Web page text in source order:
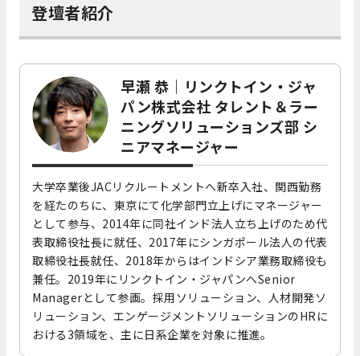
登壇者紹介
早瀬 恭 ｜ リンクトイン・ジャ
パン株式会社 タレント＆ラー
ニングソリューションズ部 シ
ニアマネージャー
大学卒業後JACリクルートメントへ新卒入社、関西勤務
を経たのちに、東京にて化学部門立上げにマネージャー
として参与、2014年に同社インド法人立ち上げのため代
表取締役社長に就任、2017年にシンガポール法人の代表
取締役社長就任、2018年からはインドシア業務取締役も
兼任。2019年にリンクトイン・ジャパンへSenior
Managerとして参画。採用ソリューション、人材開発ソ
リューション、エンゲージメントソリューションのHRに
おける3領域を、主に日系企業を対象に推進。